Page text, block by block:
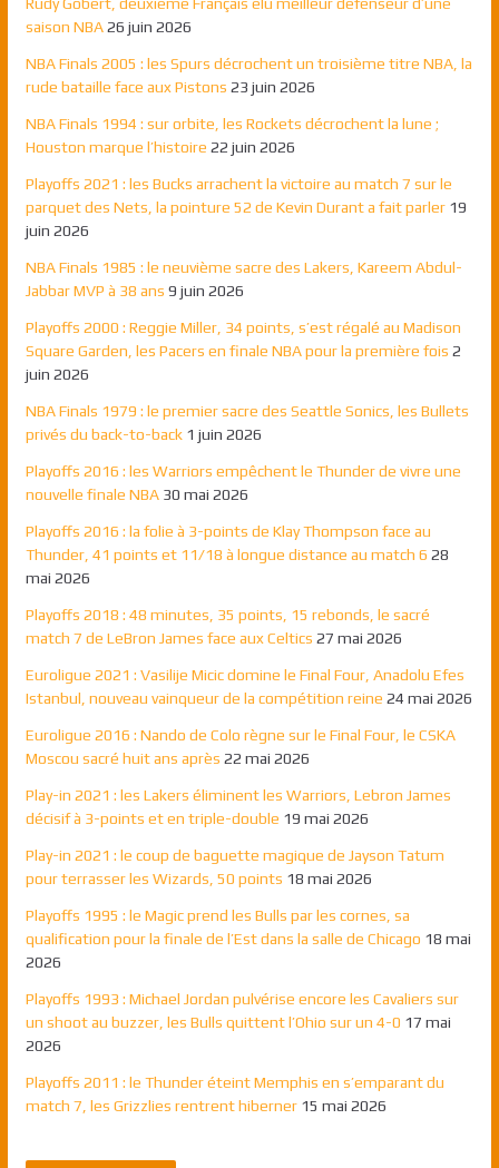
saison NBA 26 juin 2026
NBA Finals 2005 : les Spurs décrochent un troisième titre NBA, la
rude bataille face aux Pistons 23 juin 2026
NBA Finals 1994 : sur orbite, les Rockets décrochent la lune ;
Houston marque l’histoire 22 juin 2026
Playoffs 2021 : les Bucks arrachent la victoire au match 7 sur le
parquet des Nets, la pointure 52 de Kevin Durant a fait parler 19
juin 2026
NBA Finals 1985 : le neuvième sacre des Lakers, Kareem Abdul-
Jabbar MVP à 38 ans 9 juin 2026
Playoffs 2000 : Reggie Miller, 34 points, s’est régalé au Madison
Square Garden, les Pacers en finale NBA pour la première fois 2
juin 2026
NBA Finals 1979 : le premier sacre des Seattle Sonics, les Bullets
privés du back-to-back 1 juin 2026
Playoffs 2016 : les Warriors empêchent le Thunder de vivre une
nouvelle finale NBA 30 mai 2026
Playoffs 2016 : la folie à 3-points de Klay Thompson face au
Thunder, 41 points et 11/18 à longue distance au match 6 28
mai 2026
Playoffs 2018 : 48 minutes, 35 points, 15 rebonds, le sacré
match 7 de LeBron James face aux Celtics 27 mai 2026
Euroligue 2021 : Vasilije Micic domine le Final Four, Anadolu Efes
Istanbul, nouveau vainqueur de la compétition reine 24 mai 2026
Euroligue 2016 : Nando de Colo règne sur le Final Four, le CSKA
Moscou sacré huit ans après 22 mai 2026
Play-in 2021 : les Lakers éliminent les Warriors, Lebron James
décisif à 3-points et en triple-double 19 mai 2026
Play-in 2021 : le coup de baguette magique de Jayson Tatum
pour terrasser les Wizards, 50 points 18 mai 2026
Playoffs 1995 : le Magic prend les Bulls par les cornes, sa
qualification pour la finale de l’Est dans la salle de Chicago 18 mai
2026
Playoffs 1993 : Michael Jordan pulvérise encore les Cavaliers sur
un shoot au buzzer, les Bulls quittent l’Ohio sur un 4-0 17 mai
2026
Playoffs 2011 : le Thunder éteint Memphis en s’emparant du
match 7, les Grizzlies rentrent hiberner 15 mai 2026